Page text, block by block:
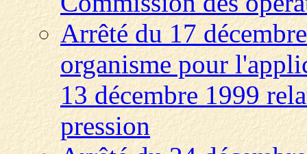
Arrêté du 17
organisme pour
13 décembre 1999
pression